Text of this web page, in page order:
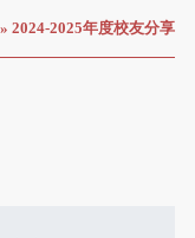
» 2024-2025年度校友分享